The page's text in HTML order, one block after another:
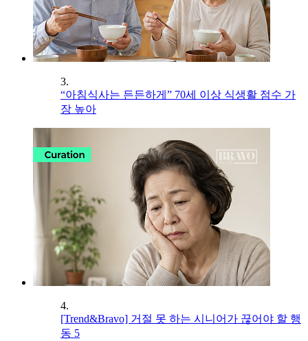
3.
“아침식사는 든든하게” 70세 이상 식생활 점수 가
장 높아
4.
[Trend&Bravo] 거절 못 하는 시니어가 끊어야 할 행
동 5